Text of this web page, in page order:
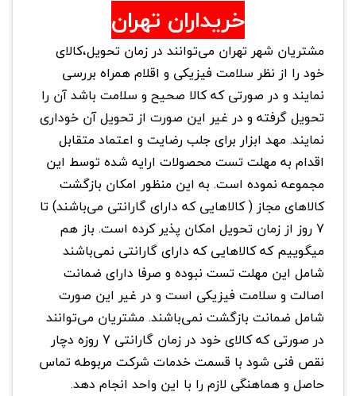
خریداران تهران
مشتریان شهر تهران می‌توانند در زمان تحویل،کالای
خود را از نظر سلامت فیزیکی و اقلام همراه بررسی
نمایند و در صورتی که کالا صحیح و سلامت باشد آن را
تحویل گرفته و در غیر این صورت از تحویل آن خوداری
نمایند. مهد ابزار برای جلب رضایت و اعتماد متقابل
اقدام به مهلت تست محصولات ارایه شده توسط این
مجموعه نموده است. به این منظور امکان بازگشت
کالاهای مجاز ( کالاهایی که دارای گارانتی می‌باشند) تا
7 روز از زمان تحویل امکان پذیر کرده است. باز هم
میگوییم که کالاهایی که دارای گارانتی نمی‌باشند
شامل این مهلت تست نبوده و صرفا دارای ضمانت
اصالت و سلامت فیزیکی است و در غیر این صورت
شامل ضمانت بازگشت نمی‌باشند. مشتریان می‌توانند
در صورتی که کالای خود در زمان گارانتی 7 روزه دچار
نقص فنی شود با قسمت خدمات شرکت مربوطه تماس
حاصل و هماهنگی لازم را با این واحد انجام دهد.